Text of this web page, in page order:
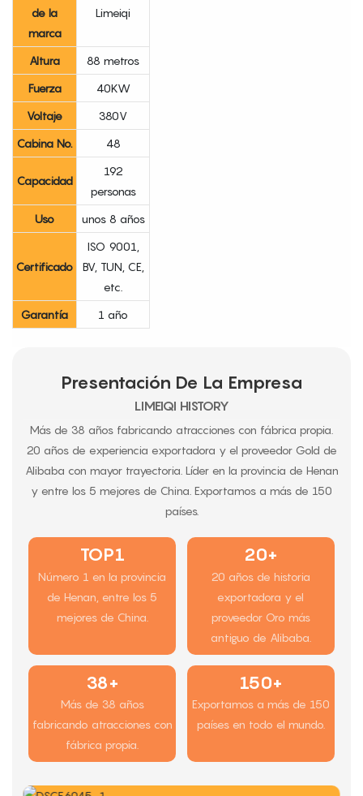
de la
marca
Limeiqi
Altura
88 metros
Fuerza
40KW
Voltaje
380V
Cabina No.
48
Capacidad
192
personas
Uso
unos 8 años
Certificado
ISO 9001,
BV, TUN, CE,
etc.
Garantía
1 año
Presentación De La Empresa
LIMEIQI HISTORY
Más de 38 años fabricando atracciones con fábrica propia.
20 años de experiencia exportadora y el proveedor Gold de
Alibaba con mayor trayectoria. Líder en la provincia de Henan
y entre los 5 mejores de China. Exportamos a más de 150
países.
TOP1
Número 1 en la provincia
de Henan, entre los 5
mejores de China.
20+
20 años de historia
exportadora y el
proveedor Oro más
antiguo de Alibaba.
38+
Más de 38 años
fabricando atracciones con
fábrica propia.
150+
Exportamos a más de 150
países en todo el mundo.